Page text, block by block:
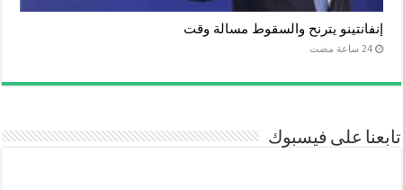
إنفانتينو يترنح والسقوط مسالة وقت
‏24 ساعة مضت
تابعنا على فيسبوك